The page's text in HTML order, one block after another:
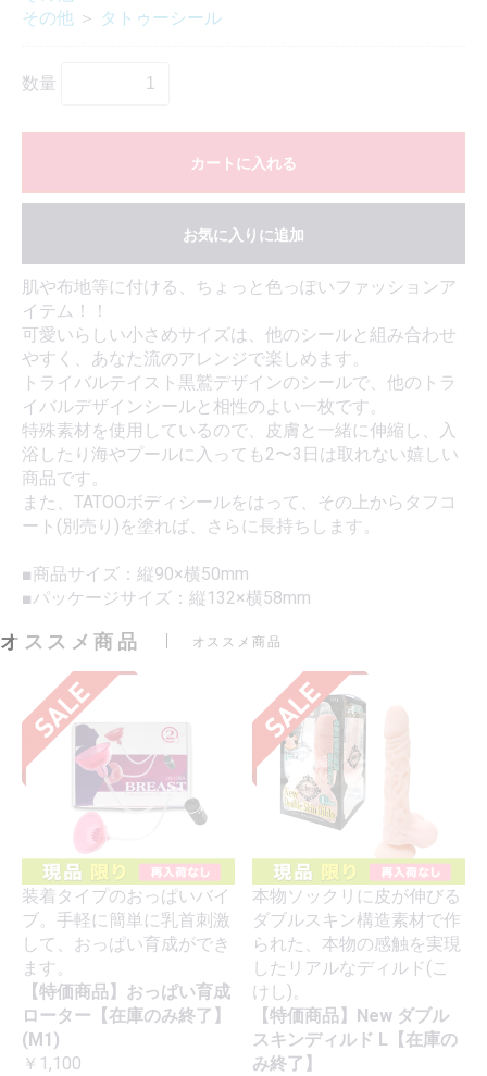
その他 ＞ タトゥーシール
数量
カートに入れる
お気に入りに追加
肌や布地等に付ける、ちょっと色っぽいファッションア
イテム！！
可愛いらしい小さめサイズは、他のシールと組み合わせ
やすく、あなた流のアレンジで楽しめます。
トライバルテイスト黒鷲デザインのシールで、他のトラ
イバルデザインシールと相性のよい一枚です。
特殊素材を使用しているので、皮膚と一緒に伸縮し、入
浴したり海やプールに入っても2〜3日は取れない嬉しい
商品です。
また、TATOOボディシールをはって、その上からタフコ
ート(別売り)を塗れば、さらに長持ちします。
■商品サイズ：縦90×横50mm
■パッケージサイズ：縦132×横58mm
オススメ商品 オススメ商品
装着タイプのおっぱいバイ
ブ。手軽に簡単に乳首刺激
して、おっぱい育成ができ
ます。
【特価商品】おっぱい育成
ローター【在庫のみ終了】
(M1)
￥1,100
本物ソックリに皮が伸びる
ダブルスキン構造素材で作
られた、本物の感触を実現
したリアルなディルド(こ
けし)。
【特価商品】New ダブル
スキンディルド L【在庫の
み終了】